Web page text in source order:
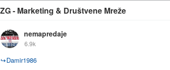
- Marketing & Društvene Mreže
nemapredaje
6.9k
↪Damir1986